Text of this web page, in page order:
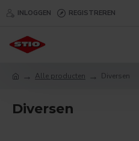
INLOGGEN REGISTREREN
Alle producten Diversen
Diversen